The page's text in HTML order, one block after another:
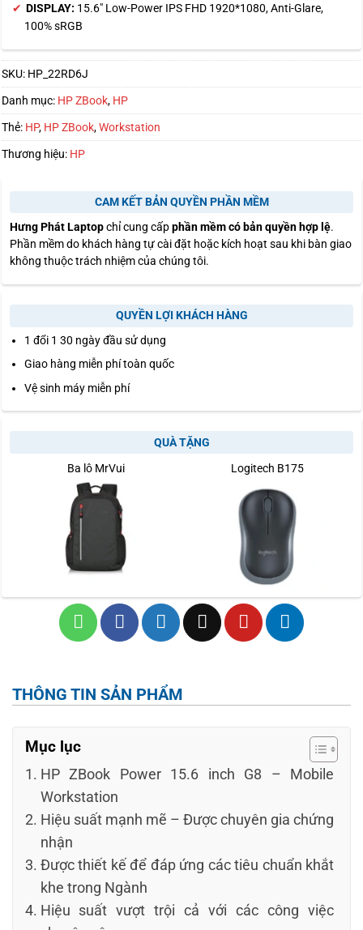
DISPLAY: 15.6″ Low-Power IPS FHD 1920*1080, Anti-Glare,
100% sRGB
SKU: HP_22RD6J
Danh mục: HP ZBook, HP
Thẻ: HP, HP ZBook,Workstation
Thương hiệu: HP
CAM KẾT BẢN QUYỀN PHẦN MỀM
Hưng Phát Laptopchỉ cung cấpphần mềm có bản quyền hợp lệ.
Phần mềm do khách hàng tự cài đặt hoặc kích hoạt sau khi bàn giao
không thuộc trách nhiệm của chúng tôi.
QUYỀN LỢI KHÁCH HÀNG
1 đổi 1 30 ngày đầu sử dụng
Giao hàng miễn phí toàn quốc
Vệ sinh máy miễn phí
QUÀ TẶNG
Ba lô MrVui Logitech B175
THÔNG TIN SẢN PHẨM
Mục lục
HP ZBook Power 15.6 inch G8 – Mobile
Workstation
Hiệu suất mạnh mẽ – Được chuyên gia chứng
nhận
Được thiết kế để đáp ứng các tiêu chuẩn khắt
khe trong Ngành
Hiệu suất vượt trội cả với các công việc